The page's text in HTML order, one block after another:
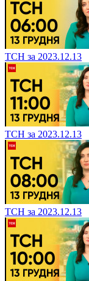
ТСН за 2023.12.13
ТСН за 2023.12.13
ТСН за 2023.12.13